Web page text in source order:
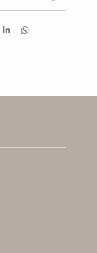
S
D